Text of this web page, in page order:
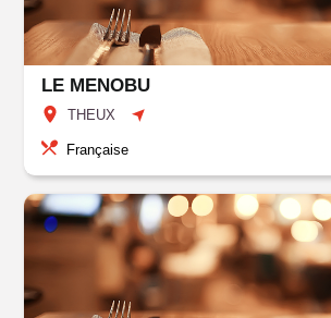
LE MENOBU
THEUX
Française